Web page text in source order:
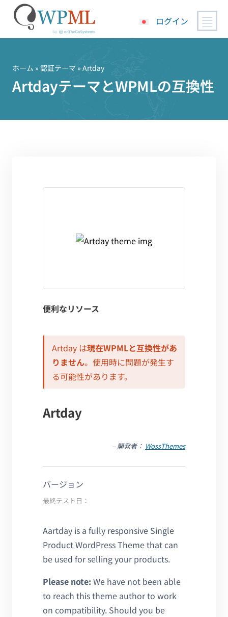
ス
ログイン
ホーム » 認証テーマ » Artday
ArtdayテーマとWPMLの互換性
便利なリソース
Artday は現在WPMLと互換性があ
りません。使用時に問題が発生す
る可能性があります。
Artday
– 開発者： WossThemes
バージョン
最終テスト日：
Aartday is a fully responsive Single
Product WordPress Theme that can
be used for selling your products.
Please note: We have not been able
to reach this theme author to work
on compatibility. Should you be